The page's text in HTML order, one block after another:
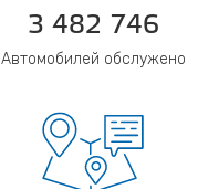
3 482 746
Автомобилей обслужено